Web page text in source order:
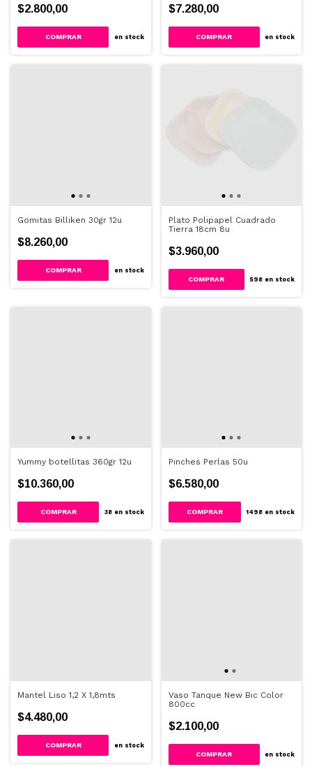
$2.800,00
en stock
$7.280,00
en stock
Gomitas Billiken 30gr 12u
$8.260,00
COMPRAR en stock
Plato Polipapel Cuadrado
Tierra 18cm 8u
$3.960,00
COMPRAR 598 en stock
Yummy botellitas 360gr 12u
$10.360,00
38en stock
Pinches Perlas 50u
$6.580,00
COMPRAR 1498 en stock
Mantel Liso 1,2 X 1,8mts
$4.480,00
COMPRAR en stock
Vaso Tanque New Bic Color
800cc
$2.100,00
COMPRAR en stock